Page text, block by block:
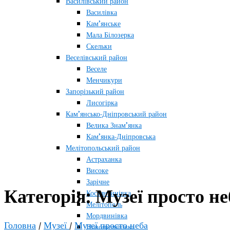
Василівка
Кам’янське
Мала Білозерка
Скельки
Веселівський район
Веселе
Менчикури
Запорізький район
Лисогірка
Кам’янсько-Дніпровський район
Велика Знам’янка
Кам’янка-Дніпровська
Мелітопольський район
Астраханка
Високе
Зарічне
Костянтинівка
Мелітополь
Мордвинівка
Новопилипівка
Категорія:Музеї просто
Головна / Музеї / Музеї просто неба